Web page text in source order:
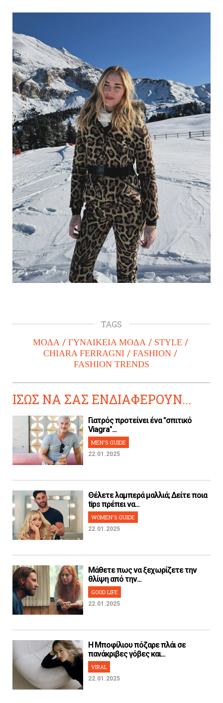
TAGS
ΜΟΔΑ ΓΥΝΑΙΚΕΙΑ ΜΟΔΑ
STYLE
CHIARA FERRAGNI
FASHION
FASHION TRENDS
ΙΣΩΣ ΝΑ ΣΑΣ ΕΝΔΙΑΦΕΡΟΥΝ...
Γιατρός προτείνει ένα "σπιτικό
Viagra"...
MEN'S GUIDE
22.01.2025
Θέλετε λαμπερά μαλλιά; Δείτε ποια
tips πρέπει να...
WOMEN'S GUIDE
22.01.2025
Μάθετε πως να ξεχωρίζετε την
θλίψη από την...
GOOD LIFE
22.01.2025
H Μποφίλιου πόζαρε πλάι σε
πανάκριβες γόβες και...
VIRAL
22.01.2025